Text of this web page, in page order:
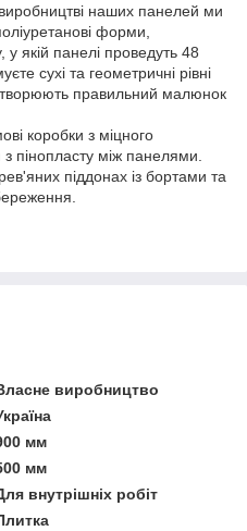
наших панелей ми
форми,
якій панелі проведуть 48
сухі та геометричні рівні
правильний малюнок
коробки з міцного
пінопласту між панелями.
піддонах із бортами та
виробництво
мм
мм
внутрішніх робіт